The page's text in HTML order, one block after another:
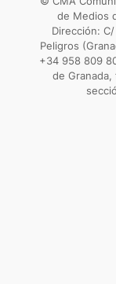
de Medios
Dirección:
Peligros
+34 958 809
de Granada,